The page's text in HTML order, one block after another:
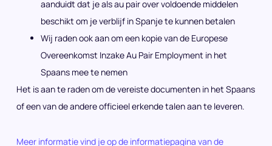
aanduidt dat je als au pair over voldoende middelen
beschikt om je verblijf in Spanje te kunnen betalen
Wij raden ook aan om een kopie van de Europese
Overeenkomst Inzake Au Pair Employment in het
Spaans mee te nemen
Het is aan te raden om de vereiste documenten in het Spaans
of een van de andere officieel erkende talen aan te leveren.
Meer informatie vind je op de informatiepagina van de